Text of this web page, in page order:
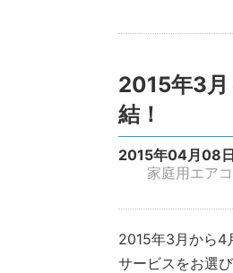
2015年3
結！
2015年04月08日
家庭用エア
2015年3月から4
サービスをお選